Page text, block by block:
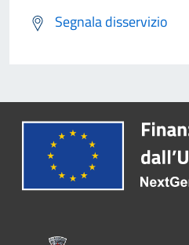
Segnala disservizio